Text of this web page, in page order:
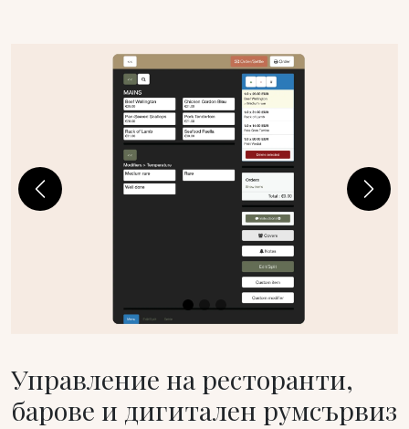
Управление на ресторанти,
барове и дигитален румсървиз
Previous Next